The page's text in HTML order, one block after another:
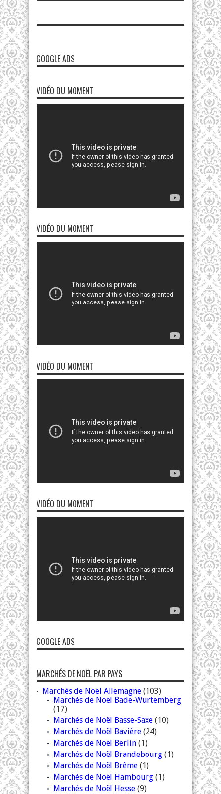
GOOGLE ADS
VIDÉO DU MOMENT
VIDÉO DU MOMENT
VIDÉO DU MOMENT
VIDÉO DU MOMENT
GOOGLE ADS
MARCHÉS DE NOËL PAR PAYS
Marchés de Noël Allemagne (103)
Marchés de Noël Bade-Wurtemberg
(17)
Marchés de Noël Basse-Saxe (10)
Marchés de Noël Bavière (24)
Marchés de Noël Berlin (1)
Marchés de Noël Brandebourg (1)
Marchés de Noël Brême (1)
Marchés de Noël Hambourg (1)
Marchés de Noël Hesse (9)